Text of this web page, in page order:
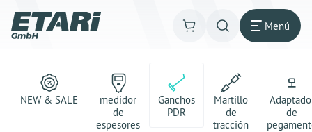
Menú
NEW & SALE
medidor
de
espesores
Ganchos
PDR
Martillo
de
tracción
de